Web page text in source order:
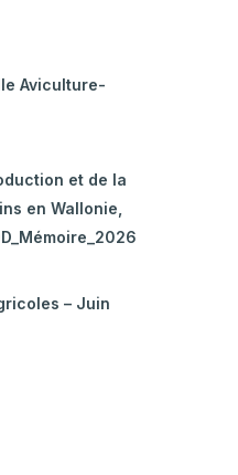
Aviculture-
et de la
en Wallonie,
– Juin